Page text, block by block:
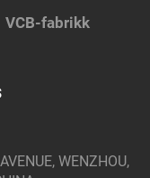
fabrikk
WENZHOU,